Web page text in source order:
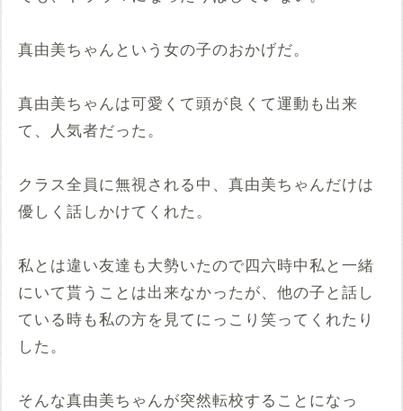
真由美ちゃんという女の子のおかげだ。
真由美ちゃんは可愛くて頭が良くて運動も出来
て、人気者だった。
クラス全員に無視される中、真由美ちゃんだけは
優しく話しかけてくれた。
私とは違い友達も大勢いたので四六時中私と一緒
にいて貰うことは出来なかったが、他の子と話し
ている時も私の方を見てにっこり笑ってくれたり
した。
そんな真由美ちゃんが突然転校することになっ